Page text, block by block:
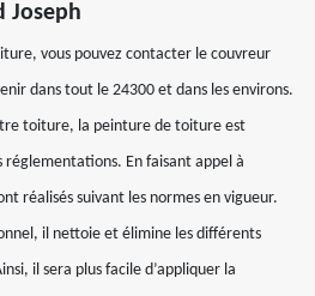
Joseph
vous pouvez contacter le couvreur
dans tout le 24300 et dans les environs.
toiture, la peinture de toiture est
réglementations. En faisant appel à
réalisés suivant les normes en vigueur.
il nettoie et élimine les différents
il sera plus facile d’appliquer la